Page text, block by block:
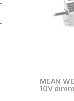
MEAN
10V